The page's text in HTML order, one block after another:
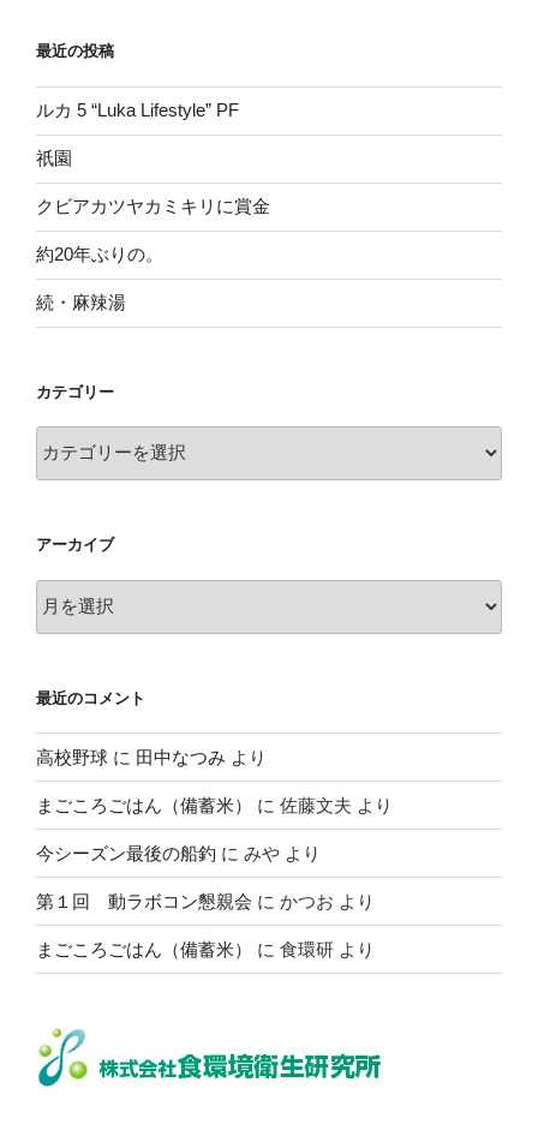
最近の投稿
ルカ 5 “Luka Lifestyle” PF
祇園
クビアカツヤカミキリに賞金
約20年ぶりの。
続・麻辣湯
カテゴリー
テ
ー
アーカイブ
ー
ブ
最近のコメント
高校野球 に 田中なつみ より
まごころごはん（備蓄米） に 佐藤文夫 より
今シーズン最後の船釣 に みや より
第１回 動ラボコン懇親会 に かつお より
まごころごはん（備蓄米） に 食環研 より